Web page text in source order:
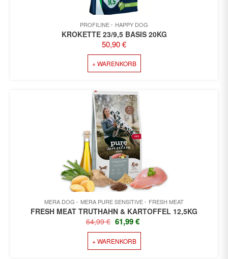
PROFILINE HAPPY DOG
KROKETTE 23/9,5 BASIS 20KG
50,90€
+ WARENKORB
MERA DOG MERA PURE SENSITIVE FRESH MEAT
FRESH MEAT TRUTHAHN & KARTOFFEL 12,5KG
64,99€ URSPRÜNGLICHER
PREIS
WAR:
64,99 €
61,99€
+ WARENKORB